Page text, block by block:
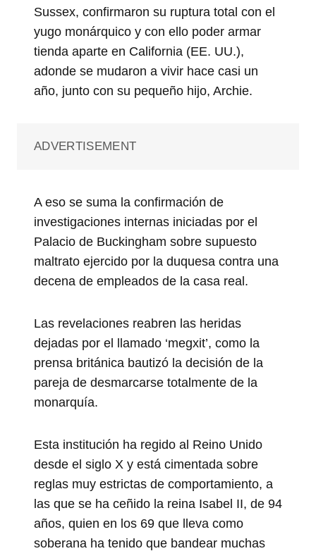
Sussex, confirmaron su ruptura total con el
yugo monárquico y con ello poder armar
tienda aparte en California (EE. UU.),
adonde se mudaron a vivir hace casi un
año, junto con su pequeño hijo, Archie.
ADVERTISEMENT
A eso se suma la confirmación de
investigaciones internas iniciadas por el
Palacio de Buckingham sobre supuesto
maltrato ejercido por la duquesa contra una
decena de empleados de la casa real.
Las revelaciones reabren las heridas
dejadas por el llamado ‘megxit’, como la
prensa británica bautizó la decisión de la
pareja de desmarcarse totalmente de la
monarquía.
Esta institución ha regido al Reino Unido
desde el siglo X y está cimentada sobre
reglas muy estrictas de comportamiento, a
las que se ha ceñido la reina Isabel II, de 94
años, quien en los 69 que lleva como
soberana ha tenido que bandear muchas